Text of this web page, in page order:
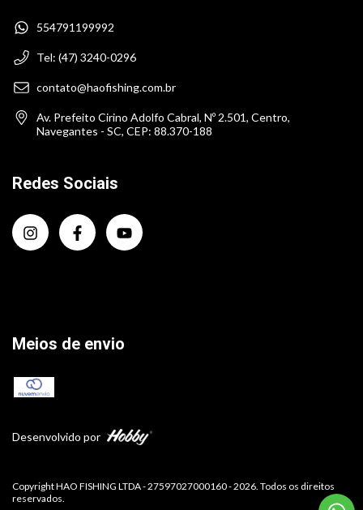
554791199992
Tel: (47) 3240-0296
contato@haofishing.com.br
Av. Prefeito Cirino Adolfo Cabral, Nº 2.501, Centro,
Navegantes - SC, CEP: 88.370-188
Redes Sociais
Meios de envio
Desenvolvido por
Copyright HAO FISHING LTDA - 27597027000160 - 2026. Todos os direitos
reservados.